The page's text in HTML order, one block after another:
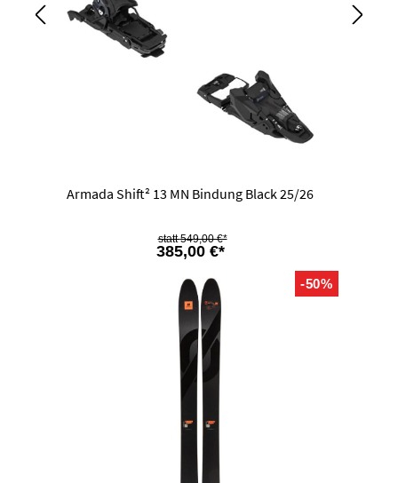
Armada Shift² 13 MN Bindung Black 25/26
385,00 €*
549,00 €*
-50%